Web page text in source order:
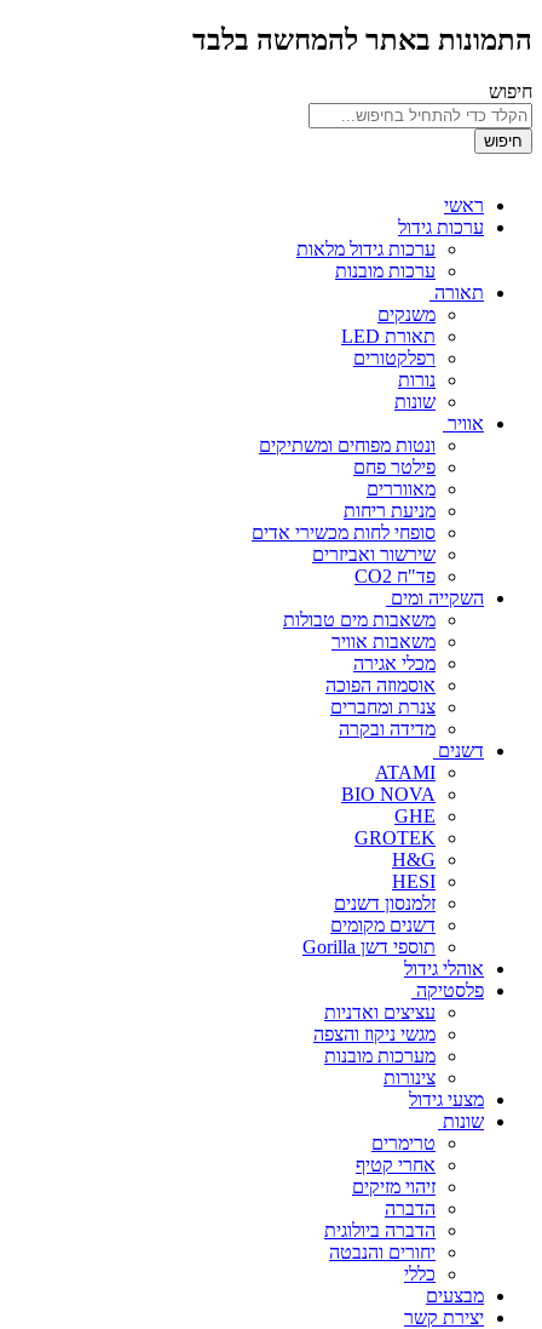
התמונות באתר להמחשה בלבד
חיפוש
חיפוש
ראשי
ערכות גידול
ערכות גידול מלאות
ערכות מובנות
תאורה
משנקים
תאורת LED
רפלקטורים
נורות
שונות
אוויר
ונטות מפוחים ומשתיקים
פילטר פחם
מאווררים
מניעת ריחות
סופחי לחות מכשירי אדים
שירשור ואביזרים
פד"ח CO2
השקייה ומים
משאבות מים טבולות
משאבות אוויר
מכלי אגירה
אוסמוזה הפוכה
צנרת ומחברים
מדידה ובקרה
דשנים
ATAMI
BIO NOVA
GHE
GROTEK
H&G
HESI
זלמנסון דשנים
דשנים מקומים
תוספי דשן Gorilla
אוהלי גידול
פלסטיקה
עציצים ואדניות
מגשי ניקוז והצפה
מערכות מובנות
צינורות
מצעי גידול
שונות
טרימרים
אחרי קטיף
זיהוי מזיקים
הדברה
הדברה ביולוגית
יחורים והנבטה
כללי
מבצעים
יצירת קשר